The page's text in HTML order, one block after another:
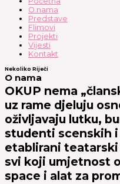
O nama
Predstave
Flimovi
Projekti
Vijesti
Kontakt
Nekoliko Riječi
O nama
OKUP nema
uz rame djeluju
oživljavaju lutku,
studenti scenskih
etablirani
svi koji umjetnost
space i alat za